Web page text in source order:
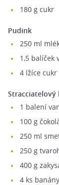
180 g cukr
Pudink
250 ml
1,5 balíček
4 lžíce cukr
1 balení
100 g
250 ml
250 g
400 g
4 ks banány